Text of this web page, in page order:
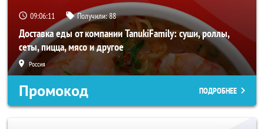
09:06:10 Получили:88
Доставка еды от компании TanukiFamily: суши, роллы,
сеты, пицца, мясо и другое
Россия
Промокод ПОДРОБНЕЕ